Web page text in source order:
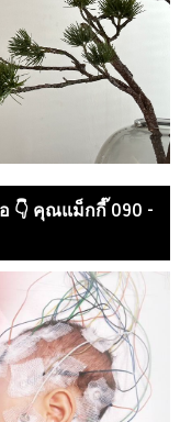
👇 คุณแม็กกี๊ 090 -